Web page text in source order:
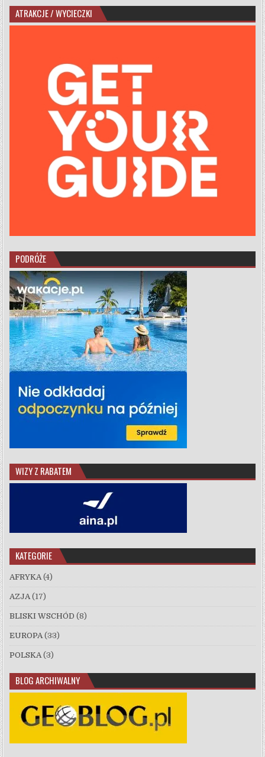
ATRAKCJE / WYCIECZKI
PODRÓŻE
WIZY Z RABATEM
KATEGORIE
AFRYKA (4)
AZJA (17)
BLISKI WSCHÓD (8)
EUROPA (33)
POLSKA (3)
BLOG ARCHIWALNY